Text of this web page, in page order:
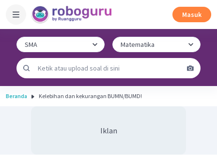
Masuk
Beranda Kelebihan dan kekurangan BUMN/BUMD!
Iklan